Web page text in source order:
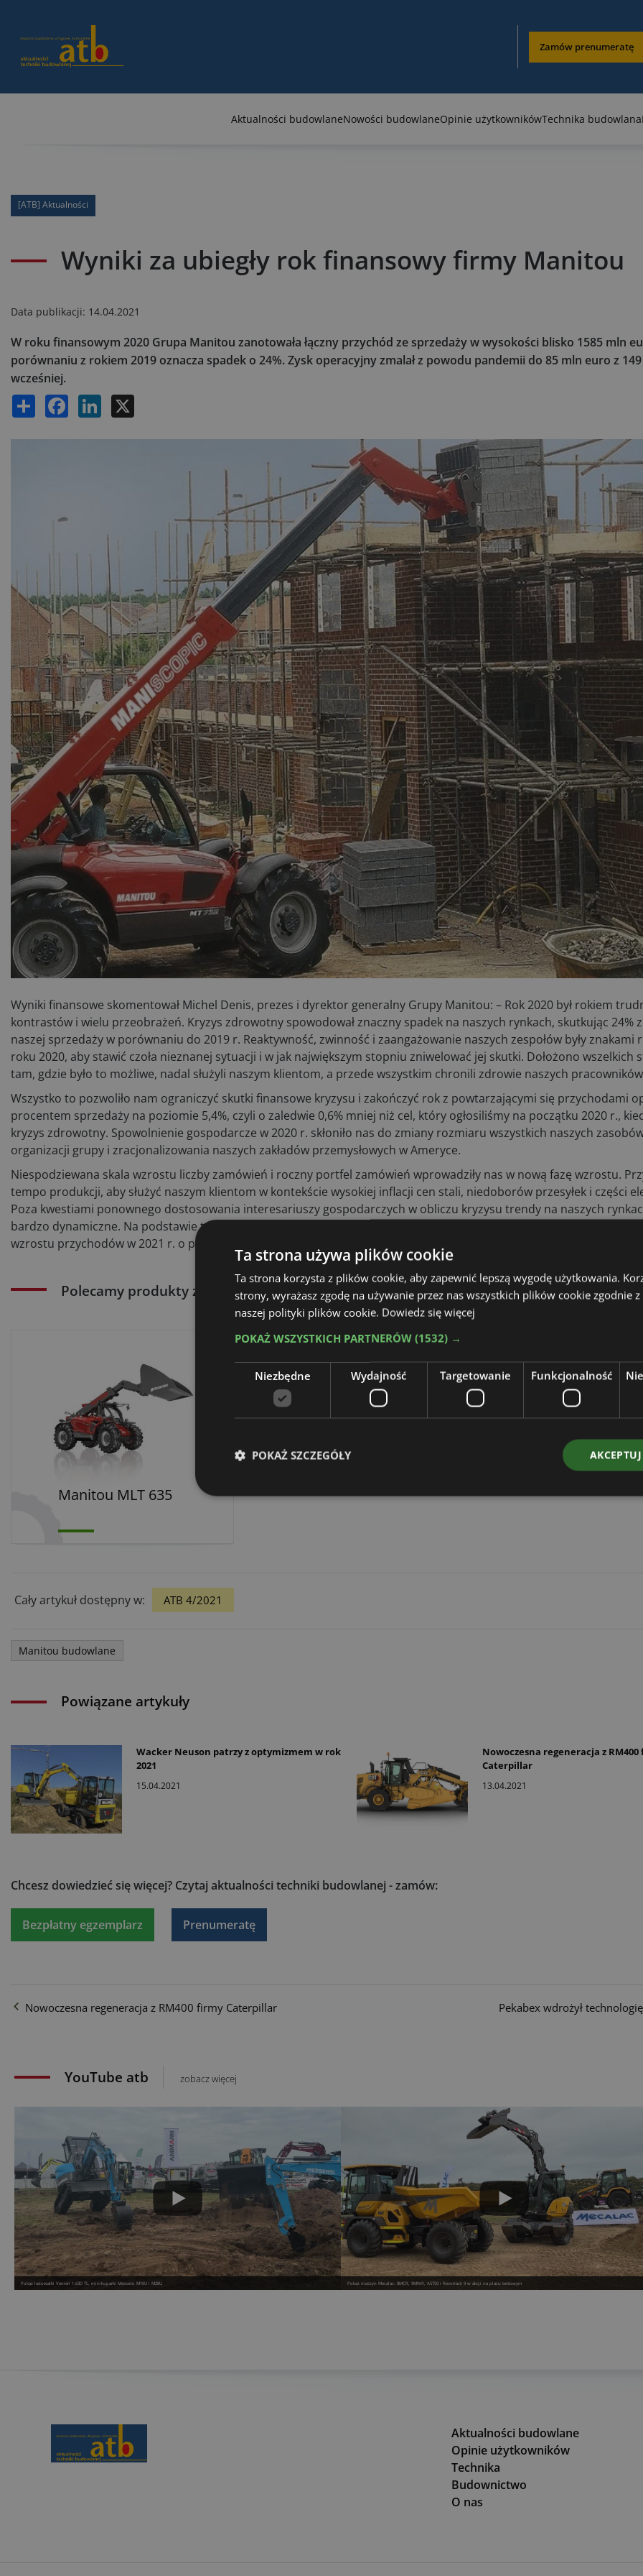
Zamów prenumeratę
Aktualności budowlaneNowości budowlaneOpinie użytkownikówTechnika budowlana
[ATB] Aktualności
Wyniki za ubiegły rok finansowy firmy Manitou
Data publikacji: 14.04.2021
W roku finansowym 2020 Grupa Manitou zanotowała łączny przychód ze sprzedaży w wysokości blisko 1585 mln
porównaniu z rokiem 2019 oznacza spadek o 24%. Zysk operacyjny zmalał z powodu pandemii do 85 mln euro z
wcześniej.
Share Facebook LinkedIn
Wyniki finansowe skomentował Michel Denis, prezes i dyrektor generalny Grupy Manitou: – Rok 2020 był rokiem
kontrastów i wielu przeobrażeń. Kryzys zdrowotny spowodował znaczny spadek na naszych rynkach, skutkując 24%
naszej sprzedaży w porównaniu do 2019 r. Reaktywność, zwinność i zaangażowanie naszych zespołów były znakami
roku 2020, aby stawić czoła nieznanej sytuacji i w jak największym stopniu zniwelować jej skutki. Dołożono wszelkich
tam, gdzie było to możliwe, nadal służyli naszym klientom, a przede wszystkim chronili zdrowie naszych
Wszystko to pozwoliło nam ograniczyć skutki finansowe kryzysu i zakończyć rok z powtarzającymi się przychodami
procentem sprzedaży na poziomie 5,4%, czyli o zaledwie 0,6% mniej niż cel, który ogłosiliśmy na początku 2020 r.,
kryzys zdrowotny. Spowolnienie gospodarcze w 2020 r. skłoniło nas do zmiany rozmiaru wszystkich naszych
organizacji grupy i zracjonalizowania naszych zakładów przemysłowych w Ameryce.
Niespodziewana skala wzrostu liczby zamówień i roczny portfel zamówień wprowadziły nas w nową fazę wzrostu.
tempo produkcji, aby służyć naszym klientom w kontekście wysokiej inflacji cen stali, niedoborów przesyłek i części
Poza kwestiami ponownego dostosowania interesariuszy gospodarczych w obliczu kryzysu trendy na naszych
bardzo dynamiczne. Na podstawie tych czynników i pod warunkiem ustabilizowania się ogólnego otoczenia
wzrostu przychodów w 2021 r. o ponad 15% oraz wzrostu bieżącego zysku operacyjnego o 40% w porównaniu do
Polecamy produkty z naszego sklepu:
Manitou MLT 635
Cały artykuł dostępny w: ATB 4/2021
Manitou budowlane
Powiązane artykuły
Wacker Neuson patrzy z optymizmem w rok
2021
15.04.2021
Nowoczesna regeneracja z
Caterpillar
13.04.2021
Chcesz dowiedzieć się więcej? Czytaj aktualności techniki budowlanej - zamów:
Bezpłatny egzemplarz Prenumeratę
Nowoczesna regeneracja z RM400 firmy Caterpillar Pekabex wdrożył
YouTube atb zobacz więcej
Pokaz ładowarki Venieri 1.63D TL, minikoparki Messersi M16U i M28U Pokaz maszyn Mecalac: 8MCR, 9MWR, AS750 i Revotrack 9 w akcji na placu testowym
Aktualności budowlane
Opinie użytkowników
Technika
Budownictwo
O nas
Ta strona używa plików cookie
Ta strona korzysta z plików cookie, aby zapewnić lepszą wygodę użytkowania.
strony, wyrażasz zgodę na używanie przez nas wszystkich plików cookie zgodnie
naszej polityki plików cookie. Dowiedz się więcej
POKAŻ WSZYSTKICH PARTNERÓW (1532) →
Niezbędne Wydajność Targetowanie Funkcjonalność
POKAŻ SZCZEGÓŁY